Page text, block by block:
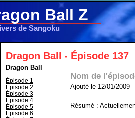
Ball Z
de Sangoku
Dragon Ball - Épisode 137
Dragon Ball
Épisode 1
Épisode 2
Épisode 3
Épisode 4
Épisode 5
Épisode 6
Nom de
Ajouté le 12/01/2009
Résumé :